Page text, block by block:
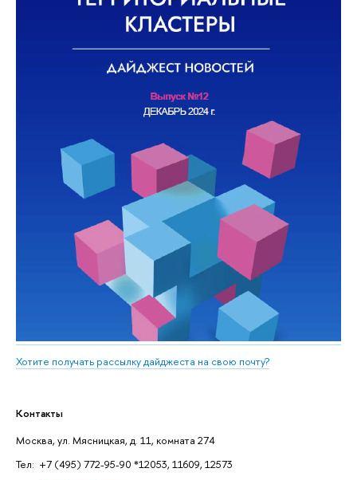
Хотите получать рассылку дайджеста на свою почту?
Контакты
Москва, ул. Мясницкая, д. 11, комната 274
Тел: +7 (495) 772-95-90 *12053, 11609, 12573